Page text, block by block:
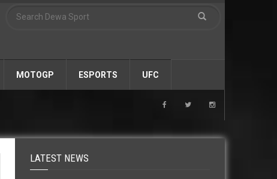
MOTOGP ESPORTS UFC
LATEST NEWS